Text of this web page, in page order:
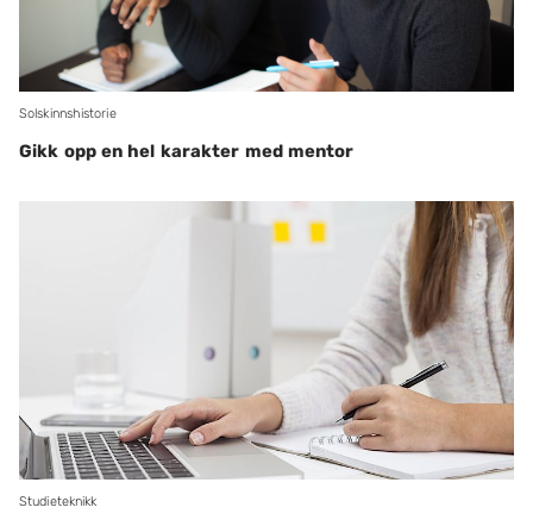
Solskinnshistorie
Gikk opp en hel karakter med mentor
Studieteknikk